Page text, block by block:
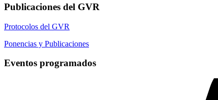
Publicaciones del GVR
Protocolos del GVR
Ponencias y Publicaciones
Eventos programados